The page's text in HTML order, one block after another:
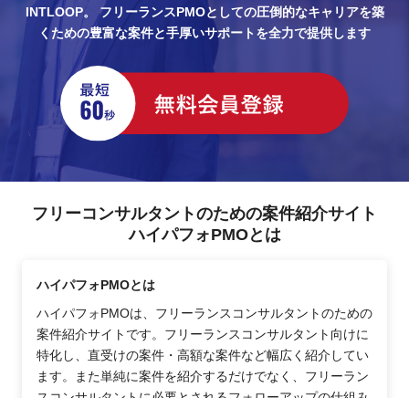
INTLOOP。
フリーランスPMOとしての圧倒的なキャリアを築
くための豊富な案件と手厚いサポートを全力で提供します
フリーコンサルタントのための案件紹介サイト
ハイパフォPMOとは
ハイパフォPMOとは
ハイパフォPMOは、フリーランスコンサルタントのための
案件紹介サイトです。フリーランスコンサルタント向けに
特化し、直受けの案件・高額な案件など幅広く紹介してい
ます。また単純に案件を紹介するだけでなく、フリーラン